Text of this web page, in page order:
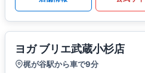
ヨガ ブリエ武蔵小杉店
梶が谷駅から車で9分